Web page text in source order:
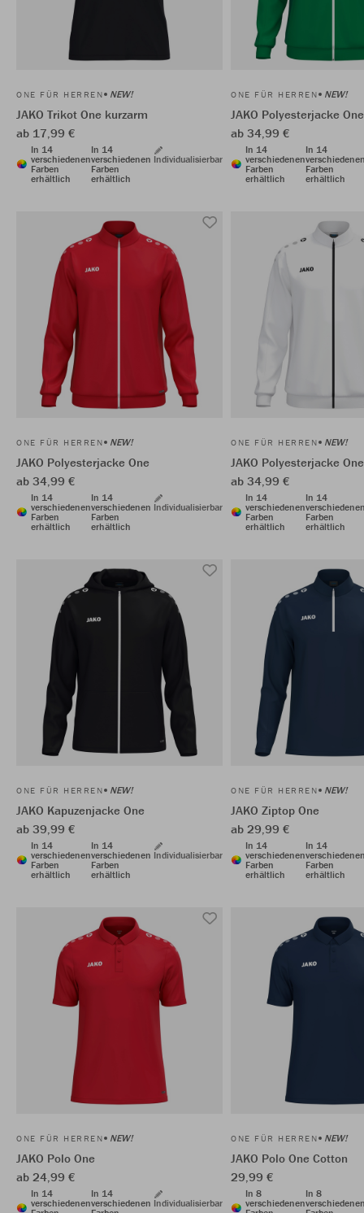
ONE FÜR HERREN NEW!
JAKO Trikot One kurzarm
ab 17,99 €
In 14
verschiedenen
Farben
erhältlich
In 14
verschiedenen
Farben
erhältlich
Individualisierbar
ONE FÜR HERREN NEW!
JAKO Polyesterjacke One
ab 34,99 €
In 14
verschiedenen
Farben
erhältlich
In 14
Farben
erhältlich
ONE FÜR HERREN NEW!
JAKO Polyesterjacke One
ab 34,99 €
In 14
verschiedenen
Farben
erhältlich
In 14
verschiedenen
Farben
erhältlich
Individualisierbar
ONE FÜR HERREN NEW!
JAKO Polyesterjacke One
ab 34,99 €
In 14
verschiedenen
Farben
erhältlich
In 14
Farben
erhältlich
ONE FÜR HERREN NEW!
JAKO Kapuzenjacke One
ab 39,99 €
In 14
verschiedenen
Farben
erhältlich
In 14
verschiedenen
Farben
erhältlich
Individualisierbar
ONE FÜR HERREN NEW!
JAKO Ziptop One
ab 29,99 €
In 14
verschiedenen
Farben
erhältlich
In 14
Farben
erhältlich
ONE FÜR HERREN NEW!
JAKO Polo One
ab 24,99 €
In 14
verschiedenen
In 14
verschiedenen Individualisierbar
ONE FÜR HERREN NEW!
JAKO Polo One Cotton
29,99 €
In 8
verschiedenen
In 8